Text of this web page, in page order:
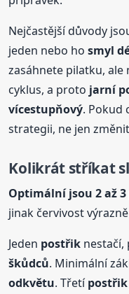
Nejčastější důvody
jeden nebo hosmyl
zasáhnete pilatku, ale
cyklus, a proto jarní
vícestupňový. Pokud
strategii, ne jen
Kolikrát stříkat
Optimální jsou 2 až 3
jinak červivost
Jeden postřik nestačí,
škůdců. Minimální
odkvětu. Třetípostřik